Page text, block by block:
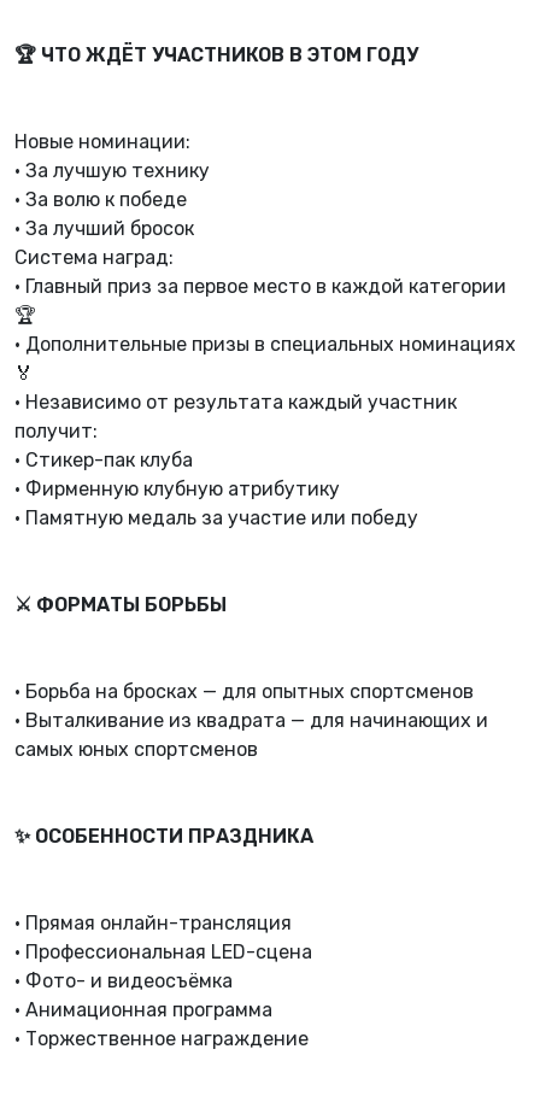
🏆 ЧТО ЖДЁТ УЧАСТНИКОВ В ЭТОМ ГОДУ
Новые номинации:
• За лучшую технику
• За волю к победе
• За лучший бросок
Система наград:
• Главный приз за первое место в каждой категории
🏆
• Дополнительные призы в специальных номинациях
🏅
• Независимо от результата каждый участник
получит:
· Стикер-пак клуба
· Фирменную клубную атрибутику
· Памятную медаль за участие или победу
⚔️ ФОРМАТЫ БОРЬБЫ
• Борьба на бросках — для опытных спортсменов
• Выталкивание из квадрата — для начинающих и
самых юных спортсменов
✨ ОСОБЕННОСТИ ПРАЗДНИКА
• Прямая онлайн-трансляция
• Профессиональная LED-сцена
• Фото- и видеосъёмка
• Анимационная программа
• Торжественное награждение